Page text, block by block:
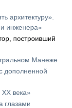
архитектуру».
инженера»
построивший
Манеже
дополненной
века»
глазами